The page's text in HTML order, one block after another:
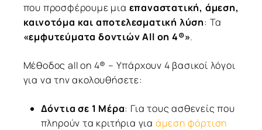
που προσφέρουμε μια επαναστατική, άμεση,
καινοτόμα και αποτελεσματική λύση: Τα
«εμφυτεύματα δοντιών All on 4®».
Μέθοδος all on 4® – Υπάρχουν 4 βασικοί λόγοι
για να την ακολουθήσετε:
Δόντια σε 1 Μέρα: Για τους ασθενείς που
πληρούν τα κριτήρια για άμεση φόρτιση